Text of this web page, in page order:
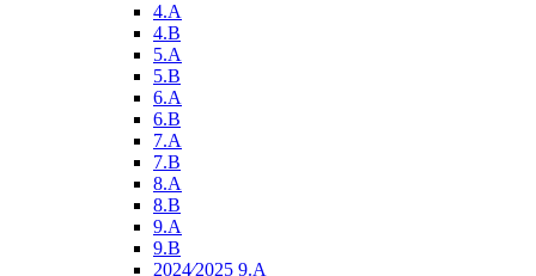
4.A
4.B
5.A
5.B
6.A
6.B
7.A
7.B
8.A
8.B
9.A
9.B
2024⁄2025 9.A